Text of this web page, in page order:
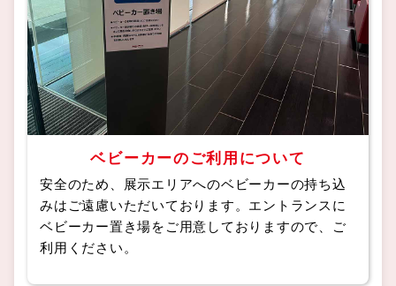
ベビーカーのご利用について
安全のため、展示エリアへのベビーカーの持ち込
みはご遠慮いただいております。エントランスに
ベビーカー置き場をご用意しておりますので、ご
利用ください。